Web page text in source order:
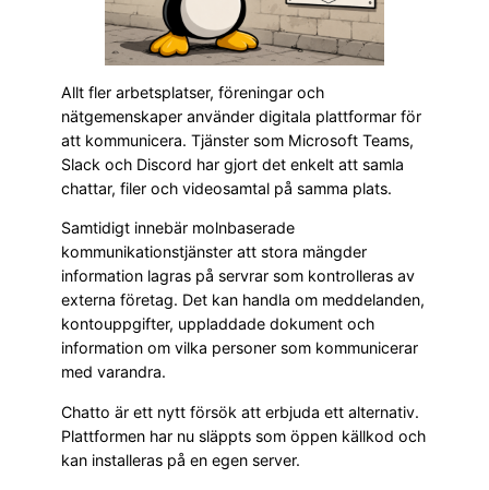
Allt fler arbetsplatser, föreningar och
nätgemenskaper använder digitala plattformar för
att kommunicera. Tjänster som Microsoft Teams,
Slack och Discord har gjort det enkelt att samla
chattar, filer och videosamtal på samma plats.
Samtidigt innebär molnbaserade
kommunikationstjänster att stora mängder
information lagras på servrar som kontrolleras av
externa företag. Det kan handla om meddelanden,
kontouppgifter, uppladdade dokument och
information om vilka personer som kommunicerar
med varandra.
Chatto är ett nytt försök att erbjuda ett alternativ.
Plattformen har nu släppts som öppen källkod och
kan installeras på en egen server.